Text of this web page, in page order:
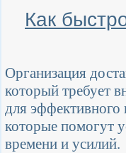
Как
Организация
который требует
для эффективного
которые помогут
времени и усилий.